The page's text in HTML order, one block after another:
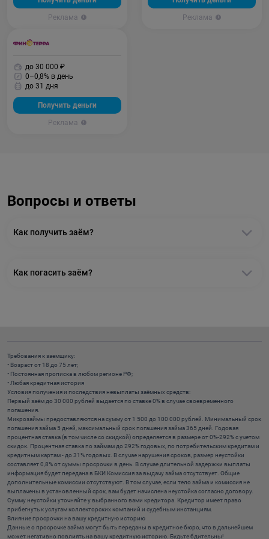
Реклама Реклама
до 30 000 ₽
0–0,8% в день
до 31 дня
Получить деньги
Реклама
Вопросы и ответы
Как получить заём?
Как погасить заём?
Требования к заемщику:
• Возраст от 18 до 75 лет;
• Постоянная прописка в любом регионе РФ;
• Любая кредитная история
Условия получения и последствия невыплаты заёмных средств:
Первый заём до 30 000 рублей выдается по ставке 0% в случае своевременного
погашения.
Микрозаймы предоставляются на сумму от 1 500 до 100 000 рублей. Минимальный срок
погашения займа 5 дней, максимальный срок погашения займа 365 дней. Годовая
процентная ставка (в том числе со скидкой) определяется в размере от 0%-292% с учетом
скидок. Процентная ставка по займам до 292% годовых, по потребительским кредитам и
кредитным картам - до 31% годовых. В случае нарушения сроков, размер неустойки
составляет 0,8% от суммы просрочки в день. В случае длительной задержки выплаты
информация будет передана в БКИ Комиссия за выдачу займа отсутствует. Общие
дополнительные комиссии отсутствуют. В том случае, если тело займа и комиссия не
выплачены в установленный срок, вам будет начислена неустойка согласно договору.
Сумму неустойки уточняйте у выбранного вами кредитора. Кредитор имеет право
прибегнуть к услугам коллекторских компаний и судебным инстанциям.
Влияние просрочки на вашу кредитную историю
Данные о просрочке займа могут быть переданы в кредитное бюро, что в дальнейшем
может негативно повлиять на вашу кредитную историю. Будьте бдительны!